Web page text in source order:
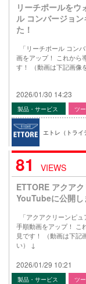
リーチポールをウ
ル コンバージョ
た！
「リーチポール コン
画をアップ！ これから
す！ （動画は下記画像
2026/01/30 14:23
製品・サービス ツ
エトレ（トライ
81
VIEWS
ETTORE アクア
YouTubeに公開し
「アクアクリーンピ
手順動画をアップ！ こ
見です！ （動画は下記
い） ↓
2026/01/29 10:21
製品・サービス ツ